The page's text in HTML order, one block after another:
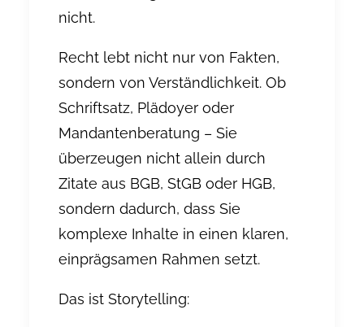
nicht.
Recht lebt nicht nur von Fakten,
sondern von Verständlichkeit. Ob
Schriftsatz, Plädoyer oder
Mandantenberatung – Sie
überzeugen nicht allein durch
Zitate aus BGB, StGB oder HGB,
sondern dadurch, dass Sie
komplexe Inhalte in einen klaren,
einprägsamen Rahmen setzt.
Das ist Storytelling: